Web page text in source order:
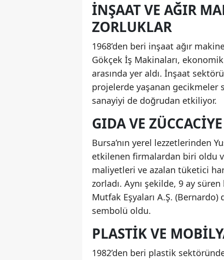
İNŞAAT VE AĞIR
ZORLUKLAR
1968’den beri inşaat ağır
Gökçek İş Makinaları,
arasında yer aldı. İnşaat
projelerde yaşanan gecikmeler
sanayiyi de doğrudan etkiliyor.
GIDA VE
Bursa’nın yerel lezzetlerinden
etkilenen firmalardan biri oldu
maliyetleri ve azalan tüketici
zorladı. Aynı şekilde, 9 ay
Mutfak Eşyaları A.Ş. (Bernardo)
sembolü oldu.
PLASTIK VE
1982’den beri plastik